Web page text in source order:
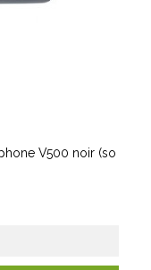
V500 noir (so